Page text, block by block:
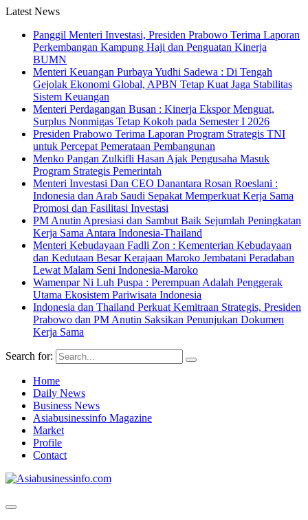
Latest News
Panggil Menteri Investasi, Presiden Prabowo Terima Laporan
Perkembangan Kampung Haji dan Penguatan Kinerja
BUMN
Menteri Keuangan Purbaya Yudhi Sadewa : Di Tengah
Gejolak Ekonomi Global, APBN Tetap Kuat Jaga Stabilitas
Sistem Keuangan
Menteri Perdagangan Busan : Kinerja Ekspor Menguat,
Surplus Nonmigas Tetap Kokoh pada Semester I 2026
Presiden Prabowo Terima Laporan Program Strategis TNI
untuk Percepat Pemerataan Pembangunan
Menko Pangan Zulkifli Hasan Ajak Pengusaha Masuk
Program Strategis Pemerintah
Menteri Investasi Dan CEO Danantara Rosan Roeslani :
Indonesia dan Arab Saudi Sepakat Memperkuat Kerja Sama
Promosi dan Fasilitasi Investasi
PM Anutin Apresiasi dan Sambut Baik Sejumlah Peningkatan
Kerja Sama Antara Indonesia-Thailand
Menteri Kebudayaan Fadli Zon : Kementerian Kebudayaan
dan Kedutaan Besar Kerajaan Maroko Jembatani Peradaban
Lewat Malam Seni Indonesia-Maroko
Wamenpar Ni Luh Puspa : Perempuan Adalah Penggerak
Utama Ekosistem Pariwisata Indonesia
Indonesia dan Thailand Perkuat Kemitraan Strategis, Presiden
Prabowo dan PM Anutin Saksikan Penunjukan Dokumen
Kerja Sama
Search for:
Home
Daily News
Business News
Asiabusinessinfo Magazine
Market
Profile
Contact